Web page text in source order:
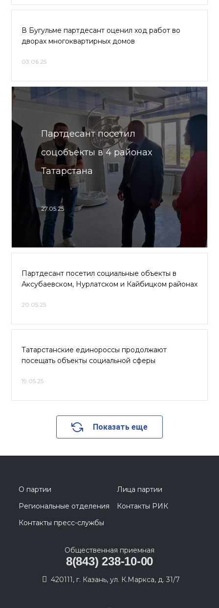
В Бугульме партдесант оценил ход работ во
дворах многоквартирных домов
03.06.25
Партдесант посетил
соцобъекты в 4 районах
Татарстана
27.05.25
Партдесант посетил социальные объекты в
Аксубаевском, Нурлатском и Кайбицком районах
20.05.25
Татарстанские единороссы продолжают
посещать объекты социальной сферы
19.05.25
Показать еще
О партии
Лица партии
Региональные отделения
Контакты РИК
Контакты пресс-службы
Общественная приемная
8(843) 238-10-00
420111, г. Казань, ул. К.Маркса, д. 31/7